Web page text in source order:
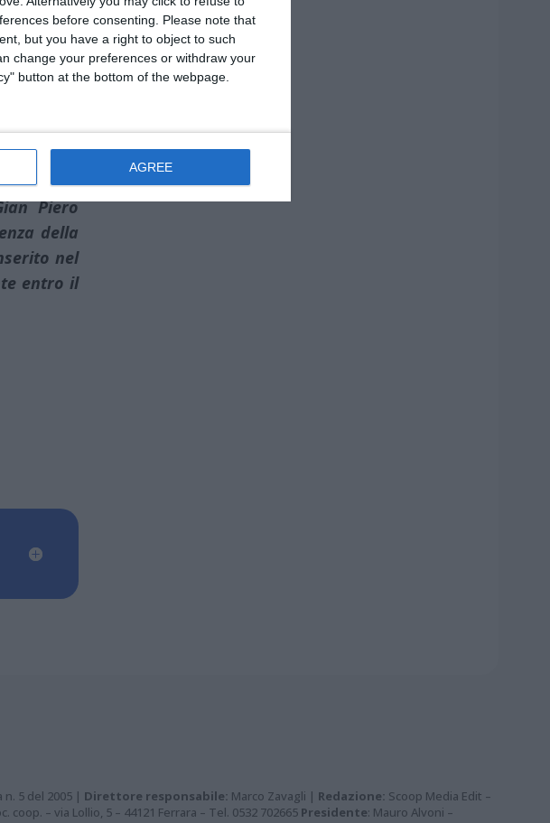
before consenting.
Please note that
but you have a right to object to such
change your preferences or withdraw your
button at the bottom of the webpage.
AGREE
praticate
al caso?
alla sua
Piero
della
nel
entro il
5 del 2005 | Direttore responsabile: Marco Zavagli | Redazione: Scoop Media Edit –
coop. – via Lollio, 5 – 44121 Ferrara – Tel. 0532 702665 Presidente: Mauro Alvoni –